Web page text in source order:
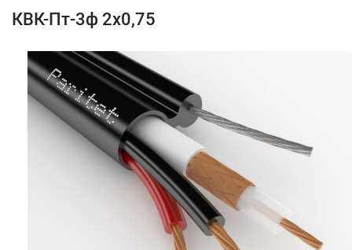
КВК-Пт-3ф 2х0,75